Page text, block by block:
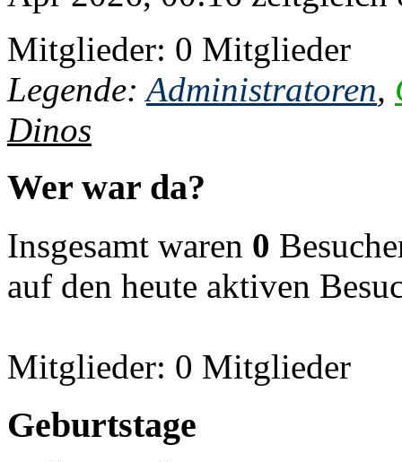
Mitglieder: 0 Mitglieder
Legende: Administratoren,
Dinos
Wer war da?
Insgesamt waren 0
auf den heute aktiven
Mitglieder: 0 Mitglieder
Geburtstage